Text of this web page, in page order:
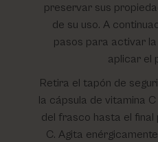
preservar sus
de su uso. A
pasos para activar
aplicar el
Retira el tapón de
la cápsula de vitamina
del frasco hasta el
C. Agita